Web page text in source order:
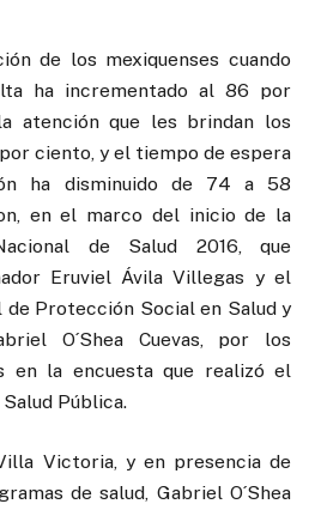
de los mexiquenses cuando
ha incrementado al 86 por
atención que les brindan los
ciento, y el tiempo de espera
ha disminuido de 74 a 58
en el marco del inicio de la
de Salud 2016, que
Eruviel Ávila Villegas y el
de Protección Social en Salud y
O´Shea Cuevas, por los
en la encuesta que realizó el
Pública.
Victoria, y en presencia de
de salud, Gabriel O´Shea